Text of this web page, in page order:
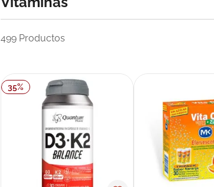
499 Productos
35%
pilexil
.
6. megacistin
degraler
roche posay
isdin
10. pañales